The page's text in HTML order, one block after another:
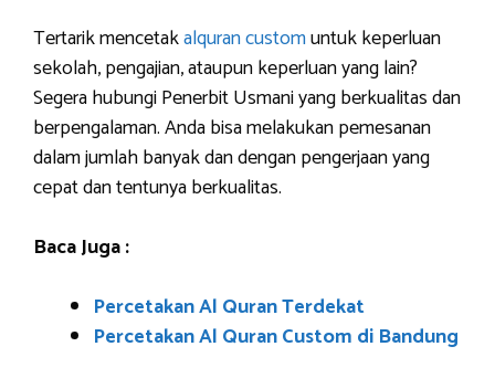
Tertarik mencetakalquran customuntuk keperluan
sekolah, pengajian, ataupun keperluan yang lain?
Segera hubungi Penerbit Usmani yang berkualitas dan
berpengalaman. Anda bisa melakukan pemesanan
dalam jumlah banyak dan dengan pengerjaan yang
cepat dan tentunya berkualitas.
Baca Juga :
Percetakan Al Quran Terdekat
Percetakan Al Quran Custom di Bandung